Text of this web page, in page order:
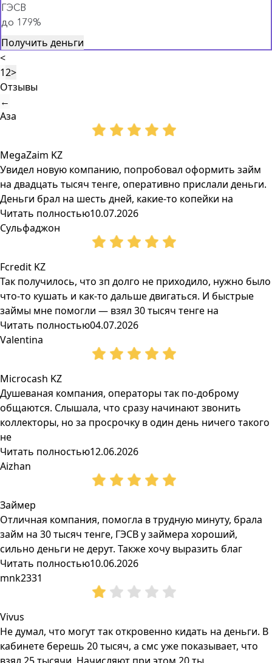
ГЭСВ
до 179%
Получить деньги
<
12>
Отзывы
←
Аза
MegaZaim KZ
Увидел новую компанию, попробовал оформить займ
на двадцать тысяч тенге, оперативно прислали деньги.
Деньги брал на шесть дней, какие-то копейки на
Читать полностью10.07.2026
Сульфаджон
Fcredit KZ
Так получилось, что зп долго не приходило, нужно было
что-то кушать и как-то дальше двигаться. И быстрые
займы мне помогли — взял 30 тысяч тенге на
Читать полностью04.07.2026
Valentina
Microcash KZ
Душеваная компания, операторы так по-доброму
общаются. Слышала, что сразу начинают звонить
коллекторы, но за просрочку в один день ничего такого
не
Читать полностью12.06.2026
Aizhan
Займер
Отличная компания, помогла в трудную минуту, брала
займ на 30 тысяч тенге, ГЭСВ у займера хороший,
сильно деньги не дерут. Также хочу выразить благ
Читать полностью10.06.2026
mnk2331
Vivus
Не думал, что могут так откровенно кидать на деньги. В
кабинете берешь 20 тысяч, а смс уже показывает, что